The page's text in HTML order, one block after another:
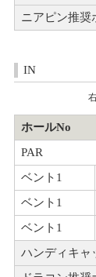
ニアピン推奨
IN
ホールNo
PAR
ベント1
ベント1
ベント1
ハンディキャ